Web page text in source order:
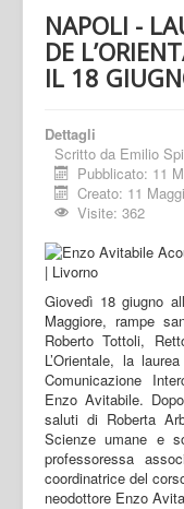
NAPOLI -
DE
IL 18
Dettagli
Scritto da Emilio
Pubblicato: 11
Creato: 11
Visite: 362
Giovedì 18 giugno
Maggiore, rampe
Roberto Tottoli,
L’Orientale, la
Comunicazione
Enzo Avitabile.
saluti di Roberta
Scienze umane e
professoressa
coordinatrice del
neodottore Enzo